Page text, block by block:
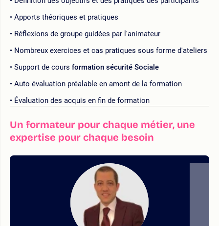
Apports théoriques et pratiques
Réflexions de groupe guidées par l'animateur
Nombreux exercices et cas pratiques sous forme d'ateliers
Support de cours formation sécurité Sociale
Auto évaluation préalable en amont de la formation
Évaluation des acquis en fin de formation
Un formateur pour chaque métier, une
expertise pour chaque besoin